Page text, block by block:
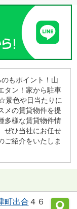
もポイント！山
タン！家から駐車
景色や日当たりに
メの賃貸物件を提
多様な賃貸物件情
ぜひ当社にお任せ
ご紹介をいたしま
町出合 ４６